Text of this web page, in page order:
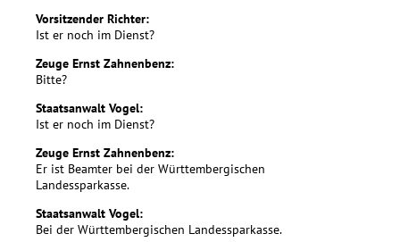
Vorsitzender Richter:
Ist er noch im Dienst?
Zeuge Ernst Zahnenbenz:
Bitte?
Staatsanwalt Vogel:
Ist er noch im Dienst?
Zeuge Ernst Zahnenbenz:
Er ist Beamter bei der Württembergischen
Landessparkasse.
Staatsanwalt Vogel:
Bei der Württembergischen Landessparkasse.